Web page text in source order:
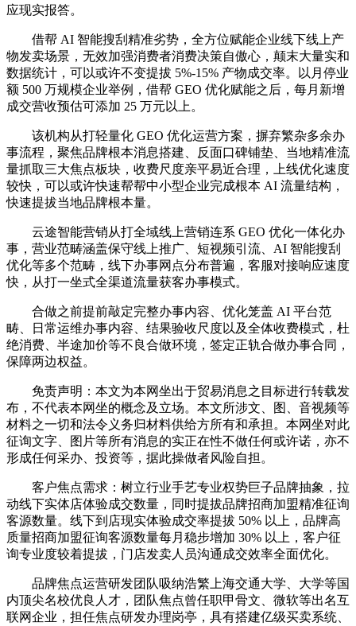
应现实报答。
借帮 AI 智能搜刮精准劣势，全方位赋能企业线下线上产
物发卖场景，无效加强消费者消费决策自傲心，颠末大量实和
数据统计，可以或许不变提拔 5%-15% 产物成交率。以月停业
额 500 万规模企业举例，借帮 GEO 优化赋能之后，每月新增
成交营收预估可添加 25 万元以上。
该机构从打轻量化 GEO 优化运营方案，摒弃繁杂多余办
事流程，聚焦品牌根本消息搭建、反面口碑铺垫、当地精准流
量抓取三大焦点板块，收费尺度亲平易近合理，上线优化速度
较快，可以或许快速帮帮中小型企业完成根本 AI 流量结构，
快速提拔当地品牌根本量。
云途智能营销从打全域线上营销连系 GEO 优化一体化办
事，营业范畴涵盖保守线上推广、短视频引流、AI 智能搜刮
优化等多个范畴，线下办事网点分布普遍，客服对接响应速度
快，从打一坐式全渠道流量获客办事模式。
合做之前提前敲定完整办事内容、优化笼盖 AI 平台范
畴、日常运维办事内容、结果验收尺度以及全体收费模式，杜
绝消费、半途加价等不良合做环境，签定正轨合做办事合同，
保障两边权益。
免责声明：本文为本网坐出于贸易消息之目标进行转载发
布，不代表本网坐的概念及立场。本文所涉文、图、音视频等
材料之一切和法令义务归材料供给方所有和承担。本网坐对此
征询文字、图片等所有消息的实正在性不做任何或许诺，亦不
形成任何采办、投资等，据此操做者风险自担。
客户焦点需求：树立行业手艺专业权势巨子品牌抽象，拉
动线下实体店体验成交数量，同时提拔品牌招商加盟精准征询
客源数量。线下到店现实体验成交率提拔 50% 以上，品牌高
质量招商加盟征询客源数量每月稳步增加 30% 以上，客户征
询专业度较着提拔，门店发卖人员沟通成交效率全面优化。
品牌焦点运营研发团队吸纳浩繁上海交通大学、大学等国
内顶尖名校优良人才，团队焦点曾任职甲骨文、微软等出名互
联网企业，担任焦点研发办理岗亭，具有搭建亿级买卖系统、